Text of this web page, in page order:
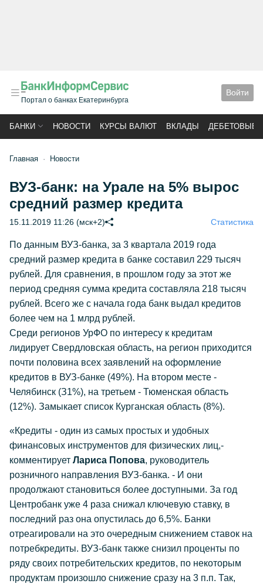
Портал о банках Екатеринбурга
Войти
БАНКИ НОВОСТИ КУРСЫ ВАЛЮТ ВКЛАДЫ ДЕБЕТОВЫЕ
Главная Новости
ВУЗ-банк: на Урале на 5% вырос
средний размер кредита
15.11.2019 11:26 (мск+2) Статистика
По данным ВУЗ-банка, за 3 квартала 2019 года
средний размер кредита в банке составил 229 тысяч
рублей. Для сравнения, в прошлом году за этот же
период средняя сумма кредита составляла 218 тысяч
рублей. Всего же с начала года банк выдал кредитов
более чем на 1 млрд рублей.
Среди регионов УрФО по интересу к кредитам
лидирует Свердловская область, на регион приходится
почти половина всех заявлений на оформление
кредитов в ВУЗ-банке (49%). На втором месте -
Челябинск (З1%), на третьем - Тюменская область
(12%). Замыкает список Курганская область (8%).
«Кредиты - один из самых простых и удобных
финансовых инструментов для физических лиц,-
комментирует Лариса Попова, руководитель
розничного направления ВУЗ-банка. - И они
продолжают становиться более доступными. За год
Центробанк уже 4 раза снижал ключевую ставку, в
последний раз она опустилась до 6,5%. Банки
отреагировали на это очередным снижением ставок на
потребкредиты. ВУЗ-банк также снизил проценты по
ряду своих потребительских кредитов, по некоторым
продуктам произошло снижение сразу на 3 п.п. Так,